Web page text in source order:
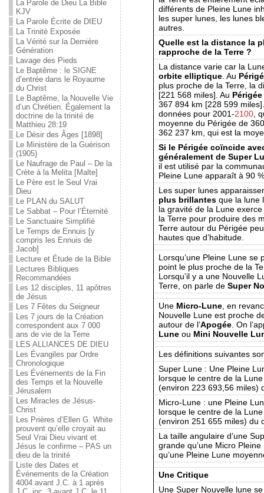
La Parole de Dieu La Bible
KJV
La Parole Écrite de DIEU
La Trinité Exposée
La Vérité sur la Dernière
Génération
Lavage des Pieds
Le Baptême : le SIGNE
d’entrée dans le Royaume
du Christ
Le Baptême, la Nouvelle Vie
d’un Chrétien. Également la
doctrine de la trinité de
Matthieu 28:19
Le Désir des Âges [1898]
Le Ministère de la Guérison
(1905)
Le Naufrage de Paul – De la
Crète à la Melita [Malte]
Le Père est le Seul Vrai
Dieu
Le PLAN du SALUT
Le Sabbat – Pour l’Éternité
Le Sanctuaire Simplifié
Le Temps de Ennuis [y
compris les Ennuis de
Jacob]
Lecture et Étude de la Bible
Lectures Bibliques
Recommandées
Les 12 disciples, 11 apôtres
de Jésus
Les 7 Fêtes du Seigneur
Les 7 jours de la Création
correspondent aux 7 000
ans de vie de la Terre
LES ALLIANCES DE DIEU
Les Évangiles par Ordre
Chronologique
Les Événements de la Fin
des Temps et la Nouvelle
Jérusalem
Les Miracles de Jésus-
Christ
Les Prières d’Ellen G. White
prouvent qu’elle croyait au
Seul Vrai Dieu vivant et
Jésus le confirme – PAS un
dieu de la trinité
Liste des Dates et
Événements de la Création
4004 avant J.C. à 1 aprés
différents de Pleine Lune
les super lunes, les lunes
autres.
Quelle est la distance la
rapproche de la Terre ?
La distance varie car la
orbite elliptique. Au
plus proche de la Terre, la
[221 568 miles]. Au
367 894 km [228 599
données pour 2001-2100,
moyenne du Périgée de
362 237 km, qui est la
Si le Périgée coïncide
généralement de Super
il est utilisé par la
Pleine Lune apparaît à 90
Les super lunes
plus brillantesque la lune
la gravité de la Lune
la Terre pour produire des
Terre autour du Périgée
hautes que d’habitude.
Lorsqu’une Pleine Lune
point le plus proche de la
Lorsqu’il y a une Nouvelle
Terre, on parle de Super
Une Micro-Lune, en
Nouvelle Lune est proche
autour de l’Apogée. On
Luneou Mini Nouvelle
Les définitions suivantes
Super Lune : Une Pleine
lorsque le centre de la
(environ 223 693,56 miles)
Micro-Lune : une Pleine
lorsque le centre de la
(environ 251 655 miles) du
La taille angulaire d’une
grande qu’une Micro
qu’une Pleine Lune
Une Critique
Une Super Nouvelle lune